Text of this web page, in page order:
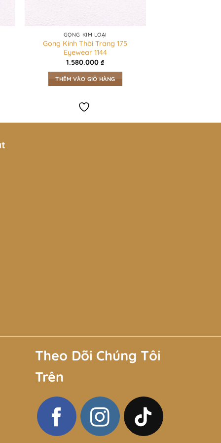
GỌNG KIM LOẠI
Gọng Kính Thời Trang 175
Eyewear 1144
1.580.000₫
THÊM VÀO GIỎ HÀNG
Theo Dõi Chúng Tôi
Trên